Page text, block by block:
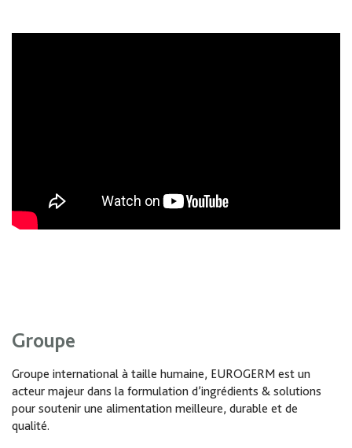
Groupe
Groupe international à taille humaine, EUROGERM est un
acteur majeur dans la formulation d’ingrédients & solutions
pour soutenir une alimentation meilleure, durable et de
qualité.